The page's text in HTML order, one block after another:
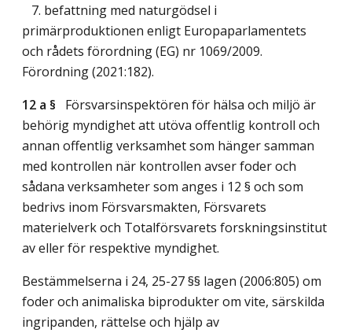
7. befattning med naturgödsel i
primärproduktionen enligt Europaparlamentets
och rådets förordning (EG) nr 1069/2009.
Förordning (2021:182).
12 a § Försvarsinspektören för hälsa och miljö är
behörig myndighet att utöva offentlig kontroll och
annan offentlig verksamhet som hänger samman
med kontrollen när kontrollen avser foder och
sådana verksamheter som anges i 12 § och som
bedrivs inom Försvarsmakten, Försvarets
materielverk och Totalförsvarets forskningsinstitut
av eller för respektive myndighet.
Bestämmelserna i 24, 25-27 §§ lagen (2006:805) om
foder och animaliska biprodukter om vite, särskilda
ingripanden, rättelse och hjälp av